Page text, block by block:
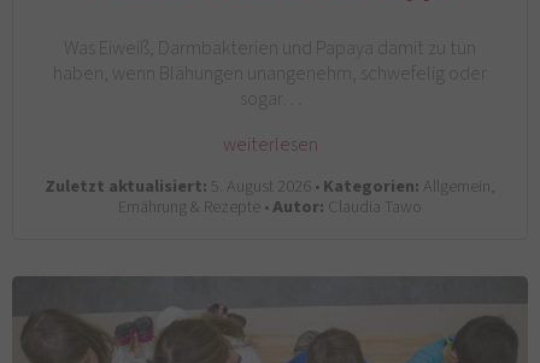
Was Eiweiß, Darmbakterien und Papaya damit zu tun
haben, wenn Blähungen unangenehm, schwefelig oder
sogar…
weiterlesen
Zuletzt aktualisiert: 5. August 2026 •Kategorien: Allgemein,
Ernährung & Rezepte •Autor: Claudia Tawo